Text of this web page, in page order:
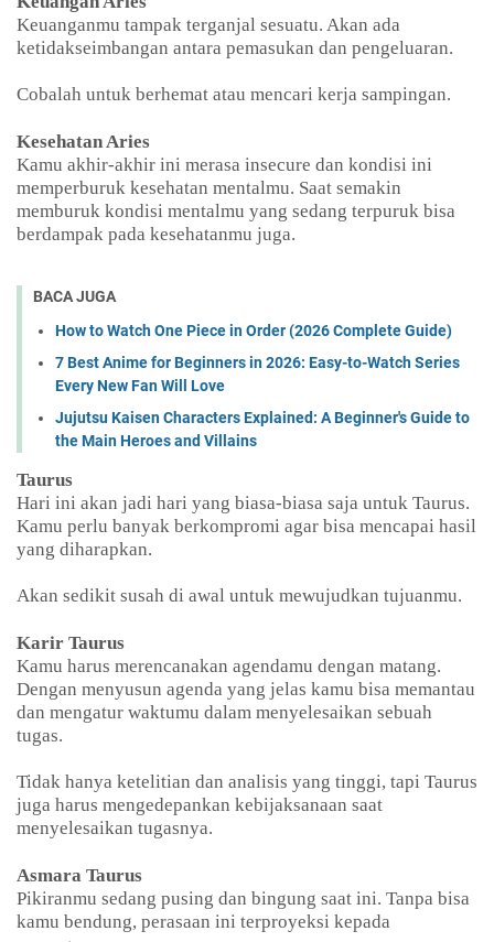
Keuanganmu tampak terganjal sesuatu. Akan ada
ketidakseimbangan antara pemasukan dan pengeluaran.
Cobalah untuk berhemat atau mencari kerja sampingan.
Kesehatan Aries
Kamu akhir-akhir ini merasa insecure dan kondisi ini
memperburuk kesehatan mentalmu. Saat semakin
memburuk kondisi mentalmu yang sedang terpuruk bisa
berdampak pada kesehatanmu juga.
BACA JUGA
How to Watch One Piece in Order (2026 Complete Guide)
7 Best Anime for Beginners in 2026: Easy-to-Watch Series
Every New Fan Will Love
Jujutsu Kaisen Characters Explained: A Beginner's Guide to
the Main Heroes and Villains
Taurus
Hari ini akan jadi hari yang biasa-biasa saja untuk Taurus.
Kamu perlu banyak berkompromi agar bisa mencapai hasil
yang diharapkan.
Akan sedikit susah di awal untuk mewujudkan tujuanmu.
Karir Taurus
Kamu harus merencanakan agendamu dengan matang.
Dengan menyusun agenda yang jelas kamu bisa memantau
dan mengatur waktumu dalam menyelesaikan sebuah
tugas.
Tidak hanya ketelitian dan analisis yang tinggi, tapi Taurus
juga harus mengedepankan kebijaksanaan saat
menyelesaikan tugasnya.
Asmara Taurus
Pikiranmu sedang pusing dan bingung saat ini. Tanpa bisa
kamu bendung, perasaan ini terproyeksi kepada